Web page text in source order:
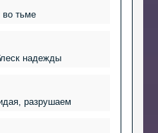
тьме
надежды
разрушаем